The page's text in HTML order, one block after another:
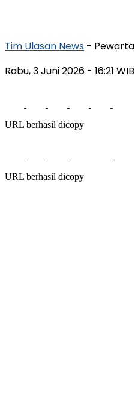
Tim Ulasan News - Pewarta
Rabu, 3 Juni 2026 - 16:21 WIB
URL berhasil dicopy
URL berhasil dicopy